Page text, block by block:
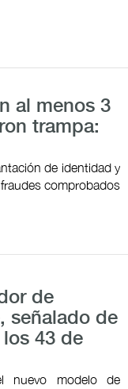
al menos 3
trampa:
de identidad y
comprobados
de
señalado de
43 de
nuevo modelo de